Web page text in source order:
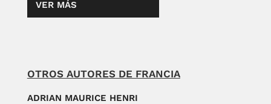
VER MÁS
OTROS AUTORES DE FRANCIA
ADRIAN MAURICE HENRI